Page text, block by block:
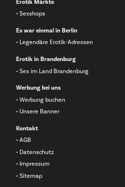
Erotik Märkte
Sexshops
Es war einmal in Berlin
Legendäre Erotik-Adressen
Erotik in Brandenburg
Sex im Land Brandenburg
Werbung bei uns
Werbung buchen
Unsere Banner
Kontakt
AGB
Datenschutz
Impressum
Sitemap